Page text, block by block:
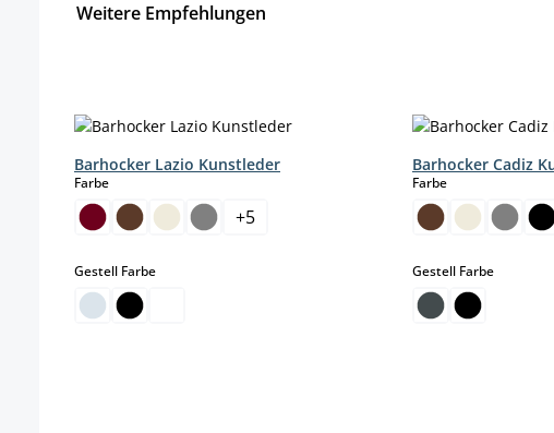
Weitere Empfehlungen
Barhocker Lazio Kunstleder
Farbeauswählen
+5
Gestell Farbeauswählen
Barhocker Cadiz
Farbeauswählen
Gestell Farbe